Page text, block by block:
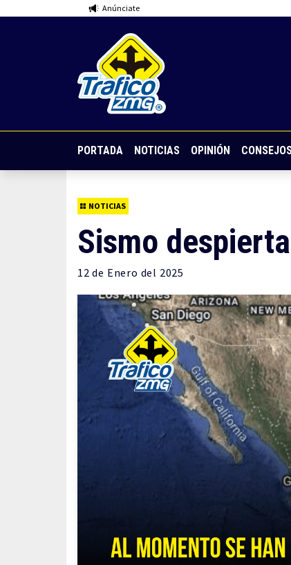
Anúnciate
PORTADA NOTICIAS OPINIÓN
NOTICIAS
Sismo
12 de Enero del 2025